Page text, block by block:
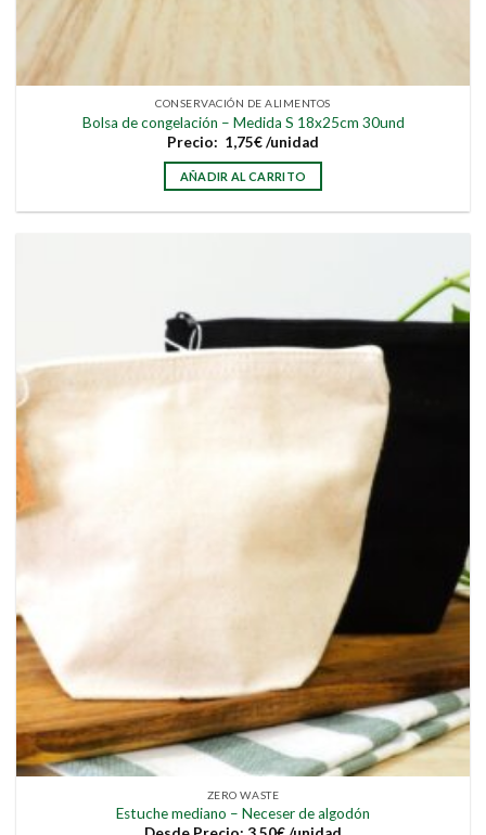
CONSERVACIÓN DE ALIMENTOS
Bolsa de congelación – Medida S 18x25cm 30und
Precio: 1,75€/unidad
AÑADIR AL CARRITO
ZERO WASTE
Estuche mediano – Neceser de algodón